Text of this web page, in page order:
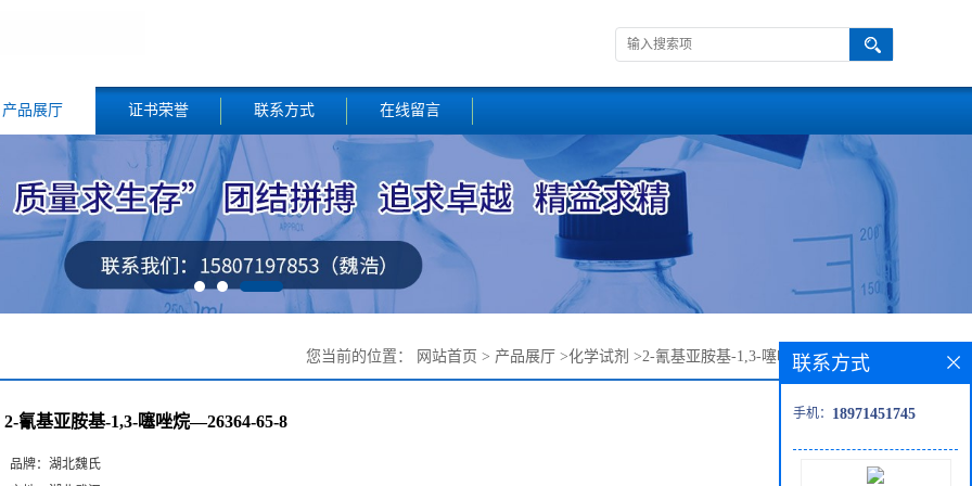
产品展厅 证书荣誉 联系方式 在线留言
您当前的位置： 网站首页 > 产品展厅 >化学试剂 >2-氰基亚胺基-1,3-噻唑烷—26364-65-8
2-氰基亚胺基-1,3-噻唑烷—26364-65-8
品牌： 湖北魏氏
联系方式
手机： 18971451745